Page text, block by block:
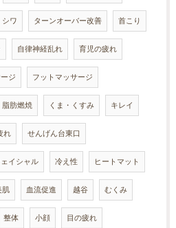
シワ ターンオーバー改善 首こり
自律神経乱れ 育児の疲れ
ジ フットマッサージ
脂肪燃焼 くま・くすみ キレイ
れ せんげん台東口
イシャル 冷え性 ヒートマット
肌 血流促進 越谷 むくみ
整体 小顔 目の疲れ